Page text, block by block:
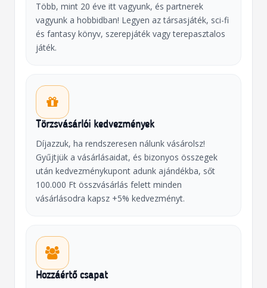
Több, mint 20 éve itt vagyunk, és partnerek
vagyunk a hobbidban! Legyen az társasjáték, sci-fi
és fantasy könyv, szerepjáték vagy terepasztalos
játék.
Törzsvásárlói kedvezmények
Díjazzuk, ha rendszeresen nálunk vásárolsz!
Gyűjtjük a vásárlásaidat, és bizonyos összegek
után kedvezménykupont adunk ajándékba, sőt
100.000 Ft összvásárlás felett minden
vásárlásodra kapsz +5% kedvezményt.
Hozzáértő csapat